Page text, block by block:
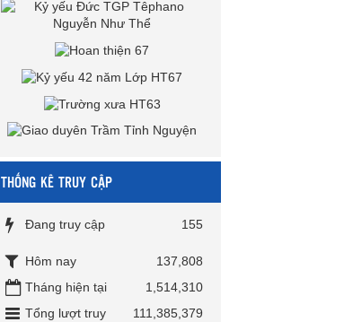
THỐNG KÊ TRUY CẬP
Đang truy cập 155
Hôm nay
137,808
Tháng hiện tại
1,514,310
Tổng lượt truy
111,385,379